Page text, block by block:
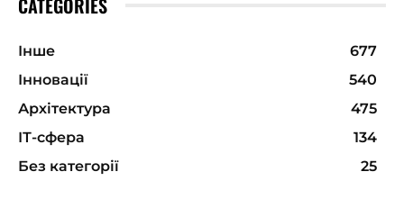
Інше
677
Інновації
540
Архітектура
475
ІТ-сфера
134
Без категорії
25